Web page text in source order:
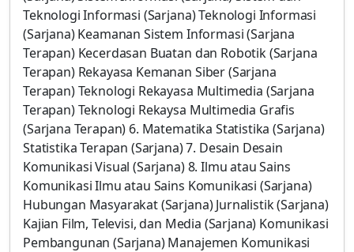
Teknologi Informasi (Sarjana) Teknologi Informasi
(Sarjana) Keamanan Sistem Informasi (Sarjana
Terapan) Kecerdasan Buatan dan Robotik (Sarjana
Terapan) Rekayasa Kemanan Siber (Sarjana
Terapan) Teknologi Rekayasa Multimedia (Sarjana
Terapan) Teknologi Rekaysa Multimedia Grafis
(Sarjana Terapan) 6. Matematika Statistika (Sarjana)
Statistika Terapan (Sarjana) 7. Desain Desain
Komunikasi Visual (Sarjana) 8. Ilmu atau Sains
Komunikasi Ilmu atau Sains Komunikasi (Sarjana)
Hubungan Masyarakat (Sarjana) Jurnalistik (Sarjana)
Kajian Film, Televisi, dan Media (Sarjana) Komunikasi
Pembangunan (Sarjana) Manajemen Komunikasi